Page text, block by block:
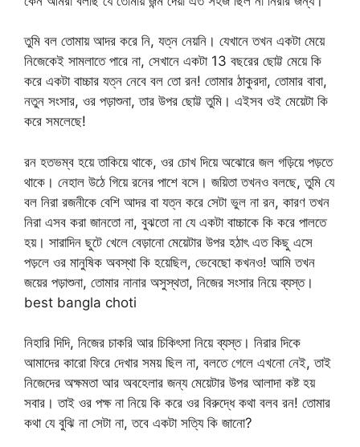
তুমি বল তোমায় আদর করে নি, যত্ন নেয়নি। যেখানে তখন একটা মেয়ে
নিজেকেই সামলাতে পারে না, সেখানে একটা 13 বছরের ছোট্ট মেয়ে কি
করে একটা বাচ্চার যত্ন নেবে বল তো রন! তোমার ঠাকুরদা, তোমার বাবা,
নতুন সংসার, ওর পড়াশুনা, তার উপর ছোট্ট তুমি। এইসব ওই মেয়েটা কি
করে সমলেছে!
রন হতভম্ব হয়ে তাকিয়ে থাকে, ওর চোখ দিয়ে অঝোরে জল গড়িয়ে পড়তে
থাকে। নেহাল উঠে গিয়ে রনের পাশে বসে। জয়িতা তখনও বলছে, তুমি যে
বল নিরা রজনীকে বেশি আদর বা যত্ন করে সেটা ভুল না রন, কারণ তখন
নিরা এসব করা জানতো না, বুঝতো না যে একটা বাচ্চাকে কি করে পালতে
হয়। সারাদিন ছুটে খেলে বেড়ানো মেয়েটার উপর হঠাৎ এত কিছু এসে
পড়লে ওর মানুষিক অবস্থা কি হয়েছিল, ভেবেছো কখনও! আমি তখন
জয়ের পড়াশুনা, তোমার নানার অসুস্থতা, নিজের সংসার নিয়ে ব্যস্ত।
best bangla choti
নিহারি দিদি, নিজের চাকরি আর চিকিৎসা নিয়ে ব্যস্ত। নিরার দিকে
আমাদের কারো ফিরে দেখার সময় ছিল না, বলতে গেলে এখনো নেই, তাই
নিজেদের অক্ষমতা আর অবহেলার জন্য মেয়েটার উপর আলাদা কষ্ট হয়
সবার। তাই ওর পক্ষ না নিয়ে কি করে ওর বিরুদ্ধে কথা বলব রন! তোমার
কথা যে বুঝি না সেটা না, তবে একটা সত্যি কি জানো?